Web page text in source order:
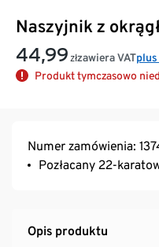
Naszyjnik z
44,99 złzawiera VATplus
Produkt tymczasowo
Numer zamówienia:
Pozłacany 22-
Opis produktu